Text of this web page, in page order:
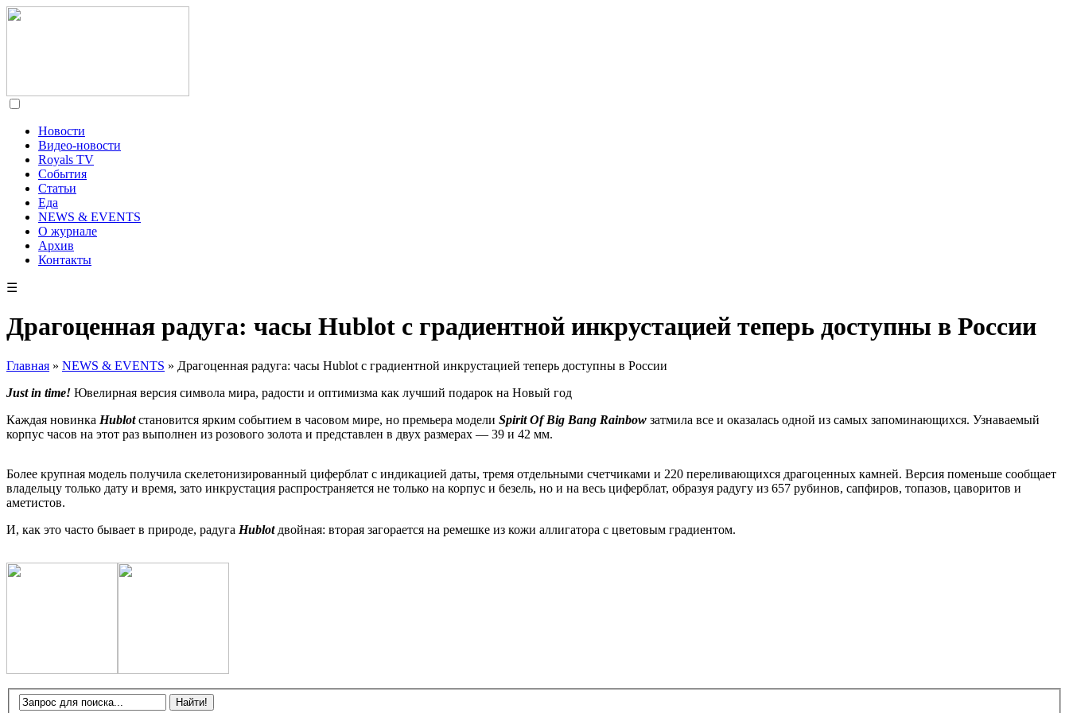
Новости
Видео-новости
Royals TV
События
Статьи
Еда
NEWS & EVENTS
О журнале
Архив
Контакты
☰
Драгоценная радуга: часы Hublot с градиентной инкрустацией теперь доступны в России
Главная » NEWS & EVENTS » Драгоценная радуга: часы Hublot с градиентной инкрустацией теперь доступны в России
Just in time! Ювелирная версия символа мира, радости и оптимизма как лучший подарок на Новый год
Каждая новинка Hublotстановится ярким событием в часовом мире, но премьера модели Spirit Of Big Bang Rainbow затмила все и оказалась одной из самых запоминающихся. Узнаваемый
корпус часов на этот раз выполнен из розового золота и представлен в двух размерах — 39 и 42 мм.
Более крупная модель получила скелетонизированный циферблат с индикацией даты, тремя отдельными счетчиками и 220 переливающихся драгоценных камней. Версия поменьше сообщает
владельцу только дату и время, зато инкрустация распространяется не только на корпус и безель, но и на весь циферблат, образуя радугу из 657 рубинов, сапфиров, топазов, цаворитов и
аметистов.
И, как это часто бывает в природе, радуга Hublotдвойная: вторая загорается на ремешке из кожи аллигатора с цветовым градиентом.